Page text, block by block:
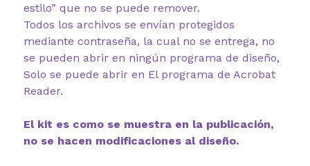
estilo” que no se puede remover.
Todos los archivos se envían protegidos
mediante contraseña, la cual no se entrega, no
se pueden abrir en ningún programa de diseño,
Solo se puede abrir en El programa de Acrobat
Reader.
El kit es como se muestra en la publicación,
no se hacen modificaciones al diseño.